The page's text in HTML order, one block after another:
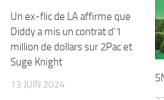
Un ex-flic de LA affirme que
Diddy a mis un contrat d’1
million de dollars sur 2Pac et
Suge Knight
13 JUIN 2024